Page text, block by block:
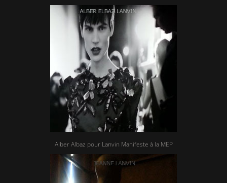
Alber Albaz pour Lanvin Manifeste à la MEP